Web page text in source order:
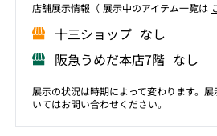
店舗展⽰情報（ 展⽰中のアイテム⼀覧は
⼗三ショップ なし
阪急うめだ本店7階 なし
展示の状況は時期によって変わります。
いてはお問い合わせください。